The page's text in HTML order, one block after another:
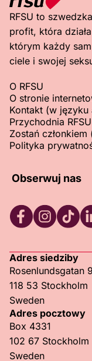
RFSU to
profit, która
którym każdy
ciele i swojej
O RFSU
O stronie
Kontakt (w języku
Przychodnia
Zostań
Polityka
Obserwuj nas
Adres siedziby
Rosenlundsgatan 9
118 53 Stockholm
Sweden
Adres pocztowy
Box 4331
102 67 Stockholm
Sweden